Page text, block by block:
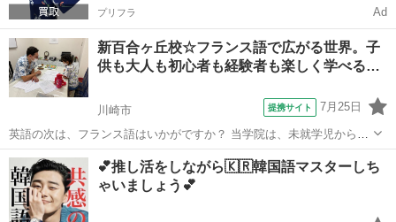
プリフラ Ad
新百合ヶ丘校☆フランス語で広がる世界。子
供も大人も初心者も経験者も楽しく学べる…
川崎市 提携サイト 7月25日
英語の次は、フランス語はいかがですか？ 当学院は、未就学児から、
学校で授業があるので差を付けたい学生の方、リタイヤされた方ま
で、様々な方がフランス語を習いに来ています。 フランス語の勉強を
始めたい方に、いつでも“無料体験レッ...
神奈川 川崎市 フランス語
💕推し活をしながら🇰🇷韓国語マスターしち
ゃいましょう💕